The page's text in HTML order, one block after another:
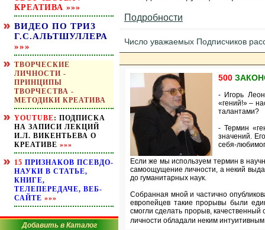
КРЕАТИВА »»»
ВИДЕО ПО ТРИЗ
Г.С.АЛЬТШУЛЛЕРА
»»»
ТВОРЧЕСКИЕ
ЛИЧНОСТИ -
ПРИНЦИПЫ
ТВОРЧЕСТВА -
МЕТОДИКИ КРЕАТИВА
YOUTUBE: ПОДПИСКА
НА ЗАПИСИ ЛЕКЦИЙ
И.Л. ВИКЕНТЬЕВА О
КРЕАТИВЕ »»»
15 ПРИЗНАКОВ ПСЕВДО-
НАУКИ В СТАТЬЕ,
КНИГЕ,
ТЕЛЕПЕРЕДАЧЕ, ВЕБ-
САЙТЕ »»»
Добавить в Каталог
Подробности
Число уважаемых Подписчиков
500
- Игорь
«гений!» –
талантами?
- Термин
значений.
себя-
Если же мы используем термин в
самоощущение личности, а некий
до гуманитарных наук.
Собранная мной и частично
европейцев такие прорывы были
смогли сделать прорыв, качественный
личности обладали неким